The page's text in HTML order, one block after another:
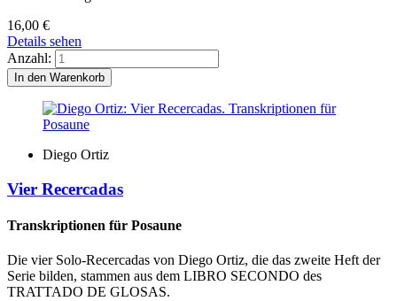
16,00 €
Details sehen
Anzahl:
Diego Ortiz
Vier Recercadas
Transkriptionen für Posaune
Die vier Solo-Recercadas von Diego Ortiz, die das zweite Heft der
Serie bilden, stammen aus dem LIBRO SECONDO des
TRATTADO DE GLOSAS.